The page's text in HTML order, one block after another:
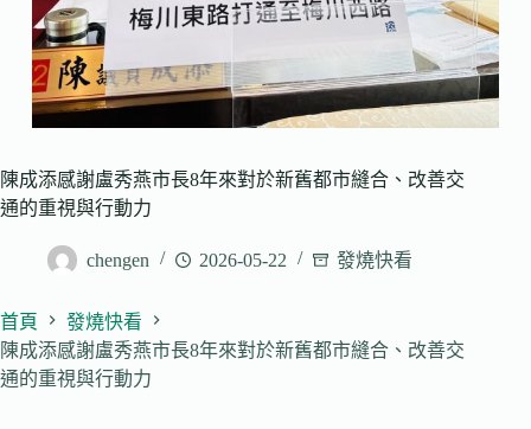
陳成添感謝盧秀燕市長8年來對於新舊都市縫合、改善交
通的重視與行動力
chengen 2026-05-22 發燒快看
首頁
發燒快看
陳成添感謝盧秀燕市長8年來對於新舊都市縫合、改善交
通的重視與行動力